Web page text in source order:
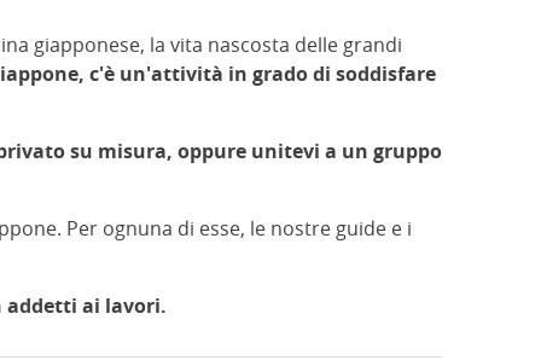
giapponese, la vita nascosta delle grandi
c'è un'attività in grado di soddisfare
su misura, oppure unitevi a un gruppo
Per ognuna di esse, le nostre guide e i
addetti ai lavori.